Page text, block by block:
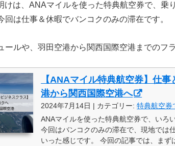
けは、ANAマイルを使った特典航空券で、乗
回は仕事＆休暇でバンコクのみの滞在です。
ールや、羽田空港から関西国際空港までのフ
【ANAマイル特典航空券】仕
港から関西国際空港へ
2024年7月14日 | カテゴリー:特典航空券
ANAマイルを使った特典航空券で、いろ
今回はバンコクのみの滞在で、現地では
いった感じです。 今回の記事では、ま